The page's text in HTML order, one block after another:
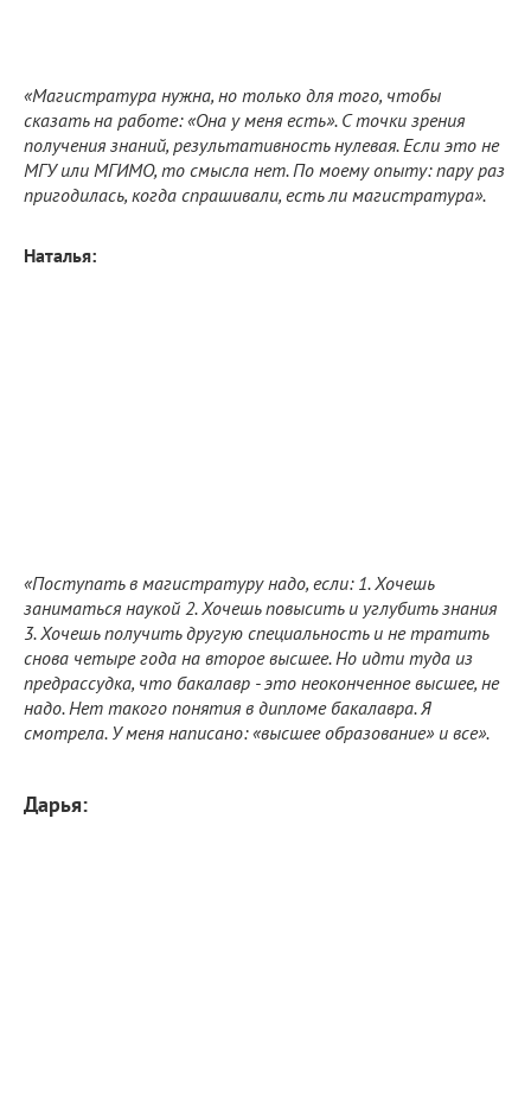
«Магистратура нужна, но только для того, чтобы
сказать на работе: «Она у меня есть». С точки зрения
получения знаний, результативность нулевая. Если это не
МГУ или МГИМО, то смысла нет. По моему опыту: пару раз
пригодилась, когда спрашивали, есть ли магистратура».
Наталья:
«Поступать в магистратуру надо, если: 1. Хочешь
заниматься наукой 2. Хочешь повысить и углубить знания
3. Хочешь получить другую специальность и не тратить
снова четыре года на второе высшее. Но идти туда из
предрассудка, что бакалавр - это неоконченное высшее, не
надо. Нет такого понятия в дипломе бакалавра. Я
смотрела. У меня написано: «высшее образование» и все».
Дарья: